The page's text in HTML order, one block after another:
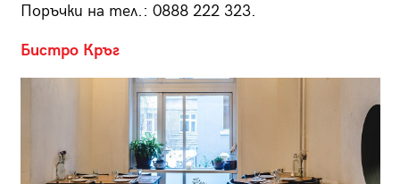
Поръчки на тел.: 0888 222 323.
Бистро Кръг